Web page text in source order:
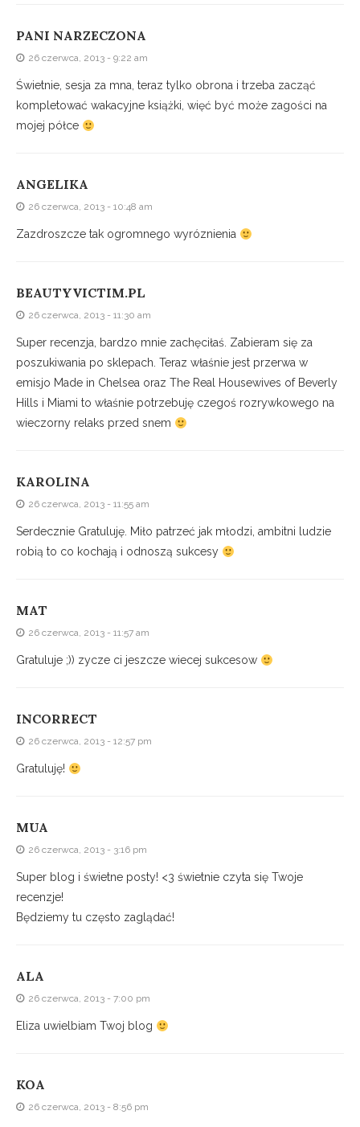
PANI NARZECZONA
26 czerwca, 2013 - 9:22 am
Świetnie, sesja za mna, teraz tylko obrona i trzeba zacząć
kompletować wakacyjne książki, więć być może zagości na
mojej półce
ANGELIKA
26 czerwca, 2013 - 10:48 am
Zazdroszcze tak ogromnego wyróznienia
BEAUTYVICTIM.PL
26 czerwca, 2013 - 11:30 am
Super recenzja, bardzo mnie zachęciłaś. Zabieram się za
poszukiwania po sklepach. Teraz właśnie jest przerwa w
emisjo Made in Chelsea oraz The Real Housewives of Beverly
Hills i Miami to właśnie potrzebuję czegoś rozrywkowego na
wieczorny relaks przed snem
KAROLINA
26 czerwca, 2013 - 11:55 am
Serdecznie Gratuluję. Miło patrzeć jak młodzi, ambitni ludzie
robią to co kochają i odnoszą sukcesy
MAT
26 czerwca, 2013 - 11:57 am
Gratuluje ;)) zycze ci jeszcze wiecej sukcesow
INCORRECT
26 czerwca, 2013 - 12:57 pm
Gratuluję!
MUA
26 czerwca, 2013 - 3:16 pm
Super blog i świetne posty! <3 świetnie czyta się Twoje
recenzje!
Będziemy tu często zaglądać!
ALA
26 czerwca, 2013 - 7:00 pm
Eliza uwielbiam Twoj blog
KOA
26 czerwca, 2013 - 8:56 pm